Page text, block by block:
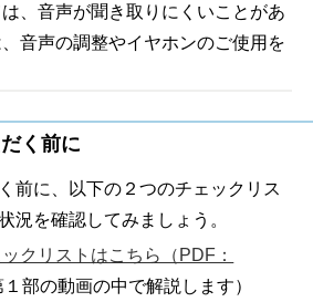
、音声が聞き取りにくいことがあ
音声の調整やイヤホンのご使用を
く前に
前に、以下の２つのチェックリス
況を確認してみましょう。
クリストはこちら（PDF：
部の動画の中で解説します）